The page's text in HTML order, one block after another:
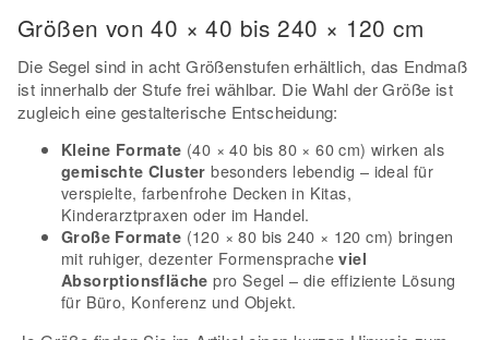
Größen von 40 × 40 bis 240 × 120 cm
Die Segel sind in acht Größenstufen erhältlich, das Endmaß
ist innerhalb der Stufe frei wählbar. Die Wahl der Größe ist
zugleich eine gestalterische Entscheidung:
Kleine Formate (40 × 40 bis 80 × 60 cm) wirken als
gemischte Cluster besonders lebendig – ideal für
verspielte, farbenfrohe Decken in Kitas,
Kinderarztpraxen oder im Handel.
Große Formate (120 × 80 bis 240 × 120 cm) bringen
mit ruhiger, dezenter Formenspracheviel
Absorptionsfläche pro Segel – die effiziente Lösung
für Büro, Konferenz und Objekt.